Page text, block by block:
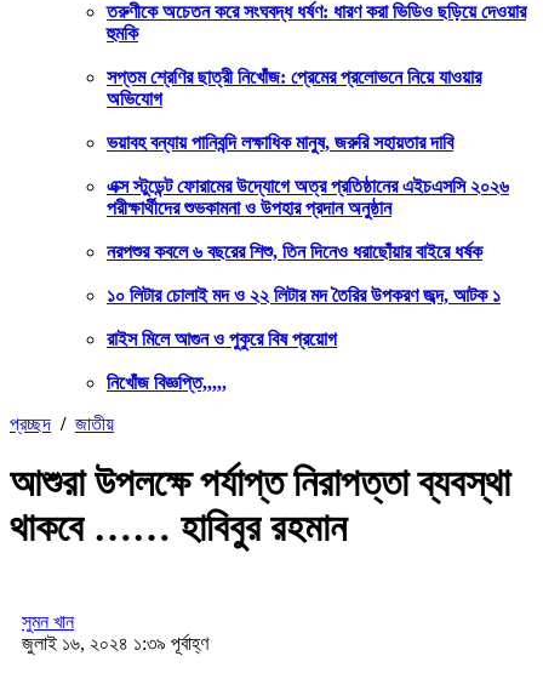
তরুণীকে অচেতন করে সংঘবদ্ধ ধর্ষণ: ধারণ করা ভিডিও ছড়িয়ে দেওয়ার
হুমকি
সপ্তম শ্রেণির ছাত্রী নিখোঁজ: প্রেমের প্রলোভনে নিয়ে যাওয়ার
অভিযোগ
ভয়াবহ বন্যায় পানিবন্দি লক্ষাধিক মানুষ, জরুরি সহায়তার দাবি
এক্স স্টুডেন্ট ফোরামের উদ্যোগে অত্র প্রতিষ্ঠানের এইচএসসি ২০২৬
পরীক্ষার্থীদের শুভকামনা ও উপহার প্রদান অনুষ্ঠান
নরপশুর কবলে ৬ বছরের শিশু, তিন দিনেও ধরাছোঁয়ার বাইরে ধর্ষক
১০ লিটার চোলাই মদ ও ২২ লিটার মদ তৈরির উপকরণ জব্দ, আটক ১
রাইস মিলে আগুন ও পুকুরে বিষ প্রয়োগ
নিখোঁজ বিজ্ঞপ্তি,,,,,
প্রচ্ছদ / জাতীয়
আশুরা উপলক্ষে পর্যাপ্ত নিরাপত্তা ব্যবস্থা
থাকবে …… হাবিবুর রহমান
সুমন খান
জুলাই ১৬, ২০২৪ ১:৩৯ পূর্বাহ্ণ